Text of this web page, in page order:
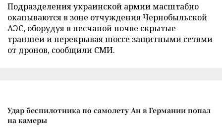
Подразделения украинской армии масштабно
окапываются в зоне отчуждения Чернобыльской
АЭС, оборудуя в песчаной почве скрытые
траншеи и перекрывая шоссе защитными сетями
от дронов, сообщили СМИ.
Удар беспилотника по самолету Ан в Германии попал
на камеры